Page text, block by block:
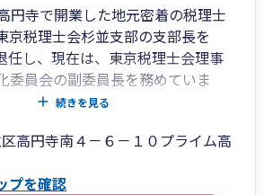
場合にはオンラインで対応できれ
ます。
くお願いいたします。
円寺で開業した地元密着の税理士
京税理士会杉並支部の支部長を
任し、現在は、東京税理士会理事
委員会の副委員長を務めていま
ト様に最適な、経理業務の省力化
続きを見る
高円寺南４－６－１０プライム高
プを確認